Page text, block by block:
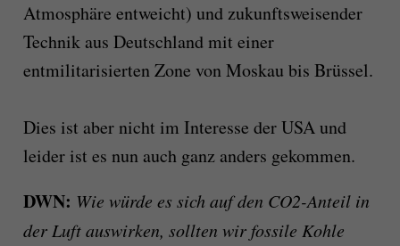
Atmosphäre entweicht) und zukunftsweisender
Technik aus Deutschland mit einer
entmilitarisierten Zone von Moskau bis Brüssel.
Dies ist aber nicht im Interesse der USA und
leider ist es nun auch ganz anders gekommen.
DWN: Wie würde es sich auf den CO2-Anteil in
der Luft auswirken, sollten wir fossile Kohle